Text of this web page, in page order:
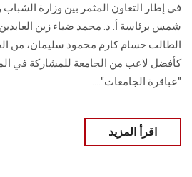
في إطار التعاون المثمر بين وزارة
شمس برئاسة أ. د. محمد ضياء زين العابدين
الطالب حسام كارم محمود سليمان، من
كأفضل لاعب من الجامعة للمشاركة في
"عباقرة الجامعات"......
اقرأ المزيد